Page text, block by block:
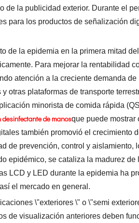
la publicidad exterior. Durante el
para los productos de señalización
de la epidemia en la primera mitad
Para mejorar la rentabilidad
atención a la creciente demanda
otras plataformas de transporte
minorista de comida rápida
de manosque puede mostrar
también promovió el crecimiento
de prevención, control y aislamiento,
epidémico, se cataliza la madurez de
LCD y LED durante la epidemia ha
el mercado en general.
\"exteriores \" o \"semi
de visualización anteriores deben